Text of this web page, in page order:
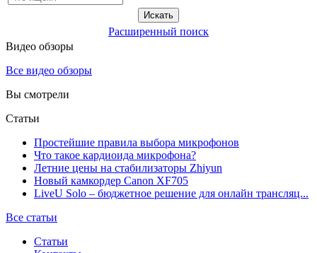
Расширенный поиск
Видео обзоры
Все видео обзоры
Вы смотрели
Статьи
Простейшие правила выбора микрофонов
Что такое кардиоида микрофона?
Летние цены на стабилизаторы Zhiyun
Новый камкордер Canon XF705
LiveU Solo – бюджетное решение для онлайн трансляц...
Все статьи
Статьи